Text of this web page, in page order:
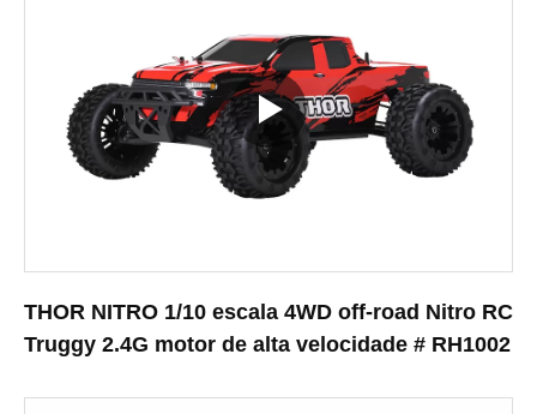
THOR NITRO 1/10 escala 4WD off-road Nitro RC
Truggy 2.4G motor de alta velocidade # RH1002